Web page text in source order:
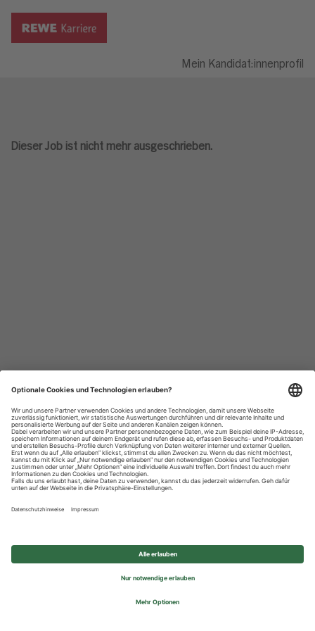
Mein Kandidat:innenprofil
Dieser Job ist nicht mehr ausgeschrieben.
Datenschutzhinweise
Impressum
Privatsphäre-Einstellungen
© 2026 REWE Group - All rights reserved